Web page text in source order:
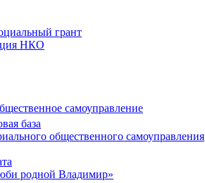
грант
НКО
самоуправление
база
общественного самоуправления
родной Владимир»